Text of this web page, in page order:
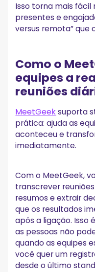
Isso torna mais fácil
presentes e
versus remota” que
Como o
equipes a
reuniões
MeetGeeksuporta
prática: ajuda as
aconteceu e
imediatamente.
Com o MeetGeek,
transcrever
resumos e extrair
que os resultados
após a ligação. Isso
as pessoas não
quando as equipes
você quer um
desde o último